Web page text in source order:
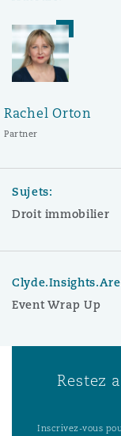
Rachel Orton
Partner
Sujets:
Droit immobilier
Event Wrap Up
Restez
Inscrivez-vous